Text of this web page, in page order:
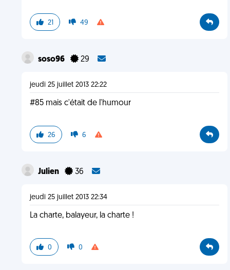
21 49
soso96 29
jeudi 25 juillet 2013 22:22
#85 mais c'était de l'humour
26 6
Julien 36
jeudi 25 juillet 2013 22:34
La charte, balayeur, la charte !
0 0